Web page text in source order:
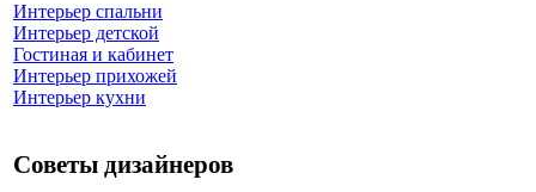
Интерьер спальни
Интерьер детской
Гостиная и кабинет
Интерьер прихожей
Интерьер кухни
Советы дизайнеров